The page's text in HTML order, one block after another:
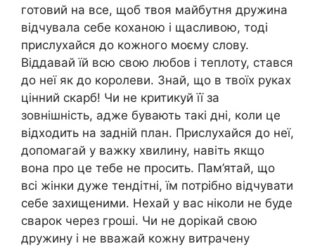
готовий на все, щоб твоя майбутня дружина
відчувала себе коханою і щасливою, тоді
прислухайся до кожного моєму слову.
Віддавай їй всю свою любов і теплоту, стався
до неї як до королеви. Знай, що в твоїх руках
цінний скарб! Чи не критикуй її за
зовнішність, адже бувають такі дні, коли це
відходить на задній план. Прислухайся до неї,
допомагай у важку хвилину, навіть якщо
вона про це тебе не просить. Пам’ятай, що
всі жінки дуже тендітні, їм потрібно відчувати
себе захищеними. Нехай у вас ніколи не буде
сварок через гроші. Чи не дорікай свою
дружину і не вважай кожну витрачену